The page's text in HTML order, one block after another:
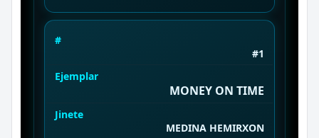
#
#1
Ejemplar
MONEY ON TIME
Jinete
MEDINA HEMIRXON